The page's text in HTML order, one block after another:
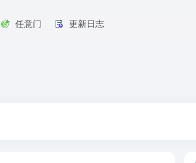
任意门 更新日志